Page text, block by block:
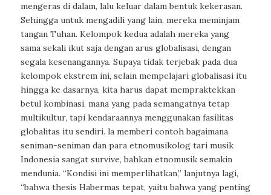
mengeras di dalam, lalu keluar dalam bentuk kekerasan.
Sehingga untuk mengadili yang lain, mereka meminjam
tangan Tuhan. Kelompok kedua adalah mereka yang
sama sekali ikut saja dengan arus globalisasi, dengan
segala kesenangannya. Supaya tidak terjebak pada dua
kelompok ekstrem ini, selain mempelajari globalisasi itu
hingga ke dasarnya, kita harus dapat mempraktekkan
betul kombinasi, mana yang pada semangatnya tetap
multikultur, tapi kendaraannya menggunakan fasilitas
globalitas itu sendiri. la memberi contoh bagaimana
seniman-seniman dan para etnomusikolog tari musik
Indonesia sangat survive, bahkan etnomusik semakin
mendunia. “Kondisi ini memperlihatkan,” lanjutnya lagi,
“bahwa thesis Habermas tepat, yaitu bahwa yang penting